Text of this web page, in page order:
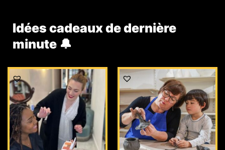
Idées cadeaux de dernière
minute 🔔